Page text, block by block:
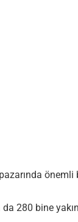
önemli
da 280 bine